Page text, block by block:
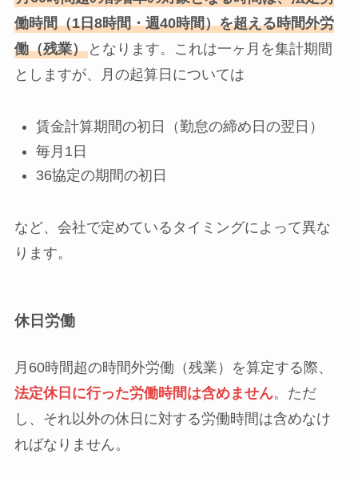
働時間（1日8時間・週40時間）を超える時間外労
働（残業）となります。これは一ヶ月を集計期間
としますが、月の起算日については
賃金計算期間の初日（勤怠の締め日の翌日）
毎月1日
36協定の期間の初日
など、会社で定めているタイミングによって異な
ります。
休日労働
月60時間超の時間外労働（残業）を算定する際、
法定休日に行った労働時間は含めません。ただ
し、それ以外の休日に対する労働時間は含めなけ
ればなりません。